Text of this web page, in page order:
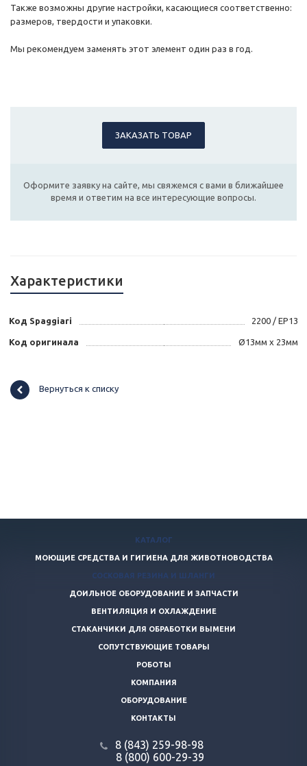
Также возможны другие настройки, касающиеся соответственно:
размеров, твердости и упаковки.
Мы рекомендуем заменять этот элемент один раз в год.
ЗАКАЗАТЬ ТОВАР
Оформите заявку на сайте, мы свяжемся с вами в ближайшее
время и ответим на все интересующие вопросы.
Характеристики
Код Spaggiari 2200 / EP13
Код оригинала Ø13мм x 23мм
Вернуться к списку
КАТАЛОГ
МОЮЩИЕ СРЕДСТВА И ГИГИЕНА ДЛЯ ЖИВОТНОВОДСТВА
СОСКОВАЯ РЕЗИНА И ШЛАНГИ
ДОИЛЬНОЕ ОБОРУДОВАНИЕ И ЗАПЧАСТИ
ВЕНТИЛЯЦИЯ И ОХЛАЖДЕНИЕ
СТАКАНЧИКИ ДЛЯ ОБРАБОТКИ ВЫМЕНИ
СОПУТСТВУЮЩИЕ ТОВАРЫ
РОБОТЫ
КОМПАНИЯ
ОБОРУДОВАНИЕ
КОНТАКТЫ
8 (843) 259-98-98
8 (800) 600-29-39